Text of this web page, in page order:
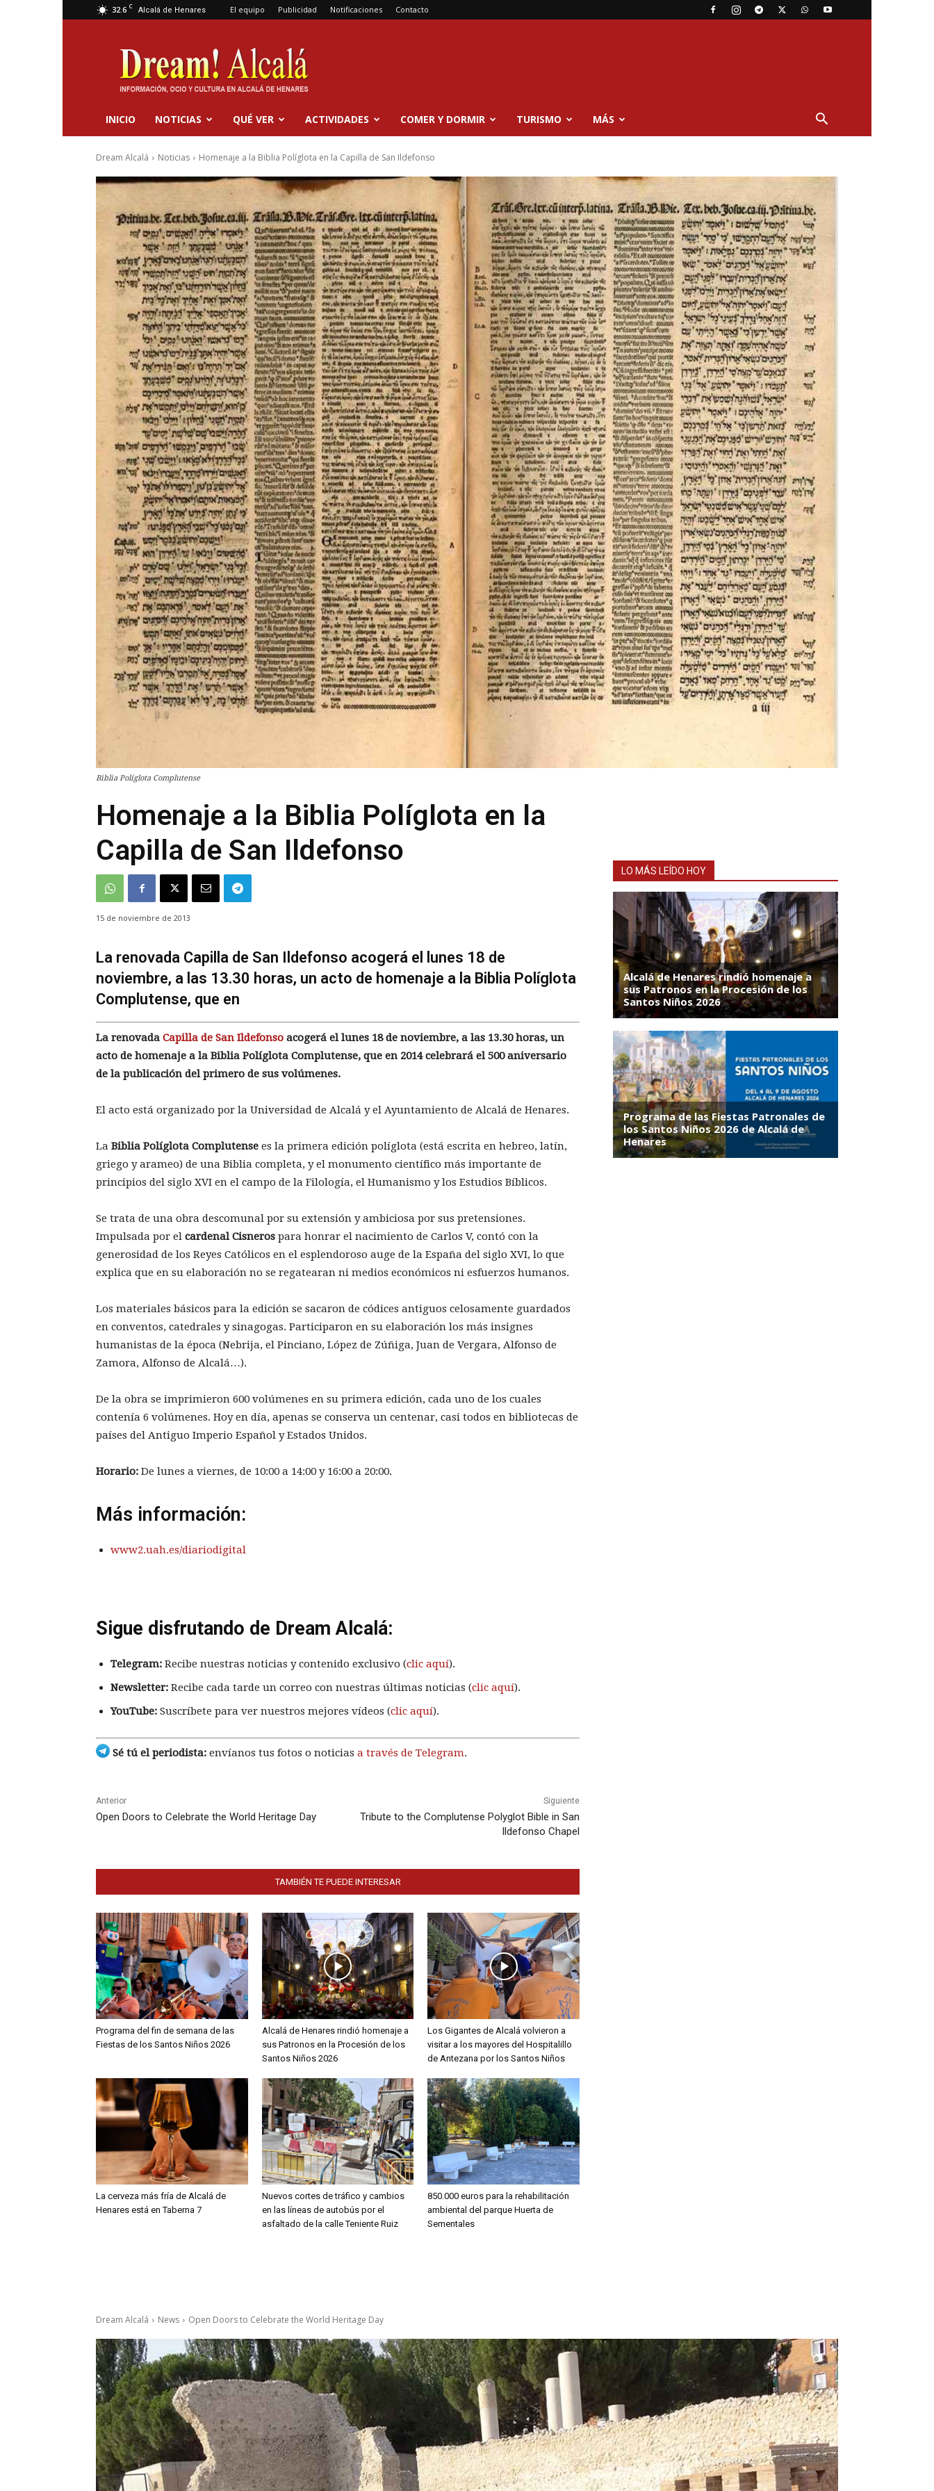
32.6 C Alcalá de Henares El equipo Publicidad Notificaciones Contacto
Dream
Alcalá
INICIO NOTICIAS QUÉ VER ACTIVIDADES COMER Y DORMIR TURISMO MÁS
Dream Alcalá Noticias Homenaje a la Biblia Políglota en la Capilla de San Ildefonso
Biblia Políglota Complutense
Homenaje a la Biblia Políglota en la
Capilla de San Ildefonso
15 de noviembre de 2013
La renovada Capilla de San Ildefonso acogerá el lunes 18 de
noviembre, a las 13.30 horas, un acto de homenaje a la Biblia Políglota
Complutense, que en
La renovada Capilla de San Ildefonso acogerá el lunes 18 de noviembre, a las 13.30 horas, un
acto de homenaje a la Biblia Políglota Complutense, que en 2014 celebrará el 500 aniversario
de la publicación del primero de sus volúmenes.
El acto está organizado por la Universidad de Alcalá y el Ayuntamiento de Alcalá de Henares.
La Biblia Políglota Complutense es la primera edición políglota (está escrita en hebreo, latín,
griego y arameo) de una Biblia completa, y el monumento científico más importante de
principios del siglo XVI en el campo de la Filología, el Humanismo y los Estudios Bíblicos.
Se trata de una obra descomunal por su extensión y ambiciosa por sus pretensiones.
Impulsada por el cardenal Cisneros para honrar el nacimiento de Carlos V, contó con la
generosidad de los Reyes Católicos en el esplendoroso auge de la España del siglo XVI, lo que
explica que en su elaboración no se regatearan ni medios económicos ni esfuerzos humanos.
Los materiales básicos para la edición se sacaron de códices antiguos celosamente guardados
en conventos, catedrales y sinagogas. Participaron en su elaboración los más insignes
humanistas de la época (Nebrija, el Pinciano, López de Zúñiga, Juan de Vergara, Alfonso de
Zamora, Alfonso de Alcalá…).
De la obra se imprimieron 600 volúmenes en su primera edición, cada uno de los cuales
contenía 6 volúmenes. Hoy en día, apenas se conserva un centenar, casi todos en bibliotecas de
países del Antiguo Imperio Español y Estados Unidos.
Horario: De lunes a viernes, de 10:00 a 14:00 y 16:00 a 20:00.
Más información:
www2.uah.es/diariodigital
Sigue disfrutando de Dream Alcalá:
Telegram: Recibe nuestras noticias y contenido exclusivo (clic aquí).
Newsletter: Recibe cada tarde un correo con nuestras últimas noticias (clic aquí).
YouTube: Suscríbete para ver nuestros mejores vídeos (clic aquí).
Sé tú el periodista: envíanos tus fotos o noticias a través de Telegram.
Anterior
Open Doors to Celebrate the World Heritage Day
Siguiente
Tribute to the Complutense Polyglot Bible in San
Ildefonso Chapel
TAMBIÉN TE PUEDE INTERESAR
Programa del fin de semana de las
Fiestas de los Santos Niños 2026
Alcalá de Henares rindió homenaje a
sus Patronos en la Procesión de los
Santos Niños 2026
Los Gigantes de Alcalá volvieron a
visitar a los mayores del Hospitalillo
de Antezana por los Santos Niños
La cerveza más fría de Alcalá de
Henares está en Taberna 7
Nuevos cortes de tráfico y cambios
en las líneas de autobús por el
asfaltado de la calle Teniente Ruiz
850.000 euros para la rehabilitación
ambiental del parque Huerta de
Sementales
LO MÁS LEÍDO HOY